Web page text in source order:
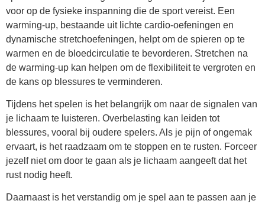
voor op de fysieke inspanning die de sport vereist. Een
warming-up, bestaande uit lichte cardio-oefeningen en
dynamische stretchoefeningen, helpt om de spieren op te
warmen en de bloedcirculatie te bevorderen. Stretchen na
de warming-up kan helpen om de flexibiliteit te vergroten en
de kans op blessures te verminderen.
Tijdens het spelen is het belangrijk om naar de signalen van
je lichaam te luisteren. Overbelasting kan leiden tot
blessures, vooral bij oudere spelers. Als je pijn of ongemak
ervaart, is het raadzaam om te stoppen en te rusten. Forceer
jezelf niet om door te gaan als je lichaam aangeeft dat het
rust nodig heeft.
Daarnaast is het verstandig om je spel aan te passen aan je